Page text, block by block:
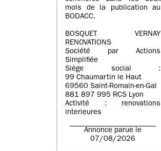
mois de la publication au
BODACC.
BOSQUET VERNAY
RENOVATIONS
Société par Actions
Simplifiée
Siège social :
99 Chaumartin le Haut
69560 Saint-Romain-en-Gal
881 897 995 RCS Lyon
Activité : renovations
interieures
Annonce parue le
07/08/2026